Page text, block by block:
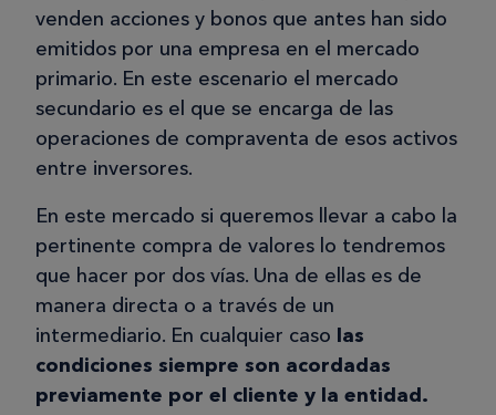
venden acciones y bonos que antes han sido
emitidos por una empresa en el mercado
primario. En este escenario el mercado
secundario es el que se encarga de las
operaciones de compraventa de esos activos
entre inversores.
En este mercado si queremos llevar a cabo la
pertinente compra de valores lo tendremos
que hacer por dos vías. Una de ellas es de
manera directa o a través de un
intermediario. En cualquier caso las
condiciones siempre son acordadas
previamente por el cliente y la entidad.